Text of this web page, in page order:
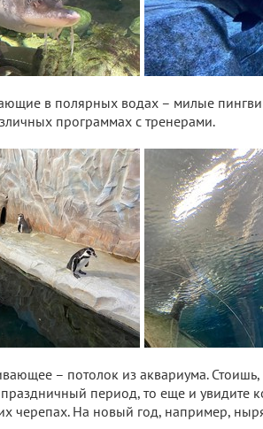
в полярных водах – милые
программах с тренерами.
– потолок из аквариума.
праздничный период, то еще и увидите
черепах. На новый год, например,